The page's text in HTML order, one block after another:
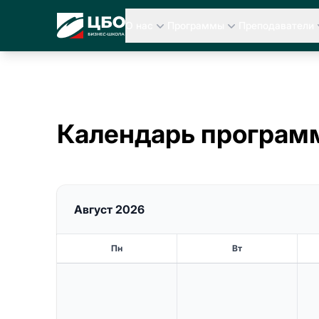
ЦБО Бизнес-Школа
О нас
Календарь
Август 2026
Пн Вт